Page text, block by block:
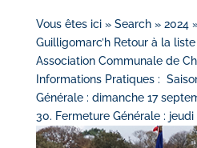
Vous êtes ici » Search » 2024
Guilligomarc’h Retour à la liste
Association Communale de
Informations Pratiques :
Générale : dimanche 17
30. Fermeture Générale : jeudi